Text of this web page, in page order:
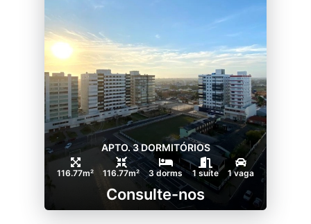
APTO. 3 DORMITÓRIOS
116.77m² 116.77m² 3 dorms 1 suíte 1 vaga
Consulte-nos